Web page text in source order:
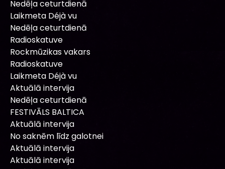
Nedēļa ceturtdienā
Laikmeta Déjà vu
Nedēļa ceturtdienā
Radioskatuve
Rockmūzikas vakars
Radioskatuve
Laikmeta Déjà vu
Aktuālā intervija
Nedēļa ceturtdienā
FESTIVĀLS BALTICA
Aktuālā intervija
No saknēm līdz galotnei
Aktuālā intervija
Aktuālā intervija